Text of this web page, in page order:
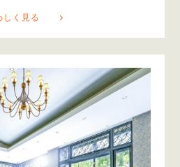
しく見る